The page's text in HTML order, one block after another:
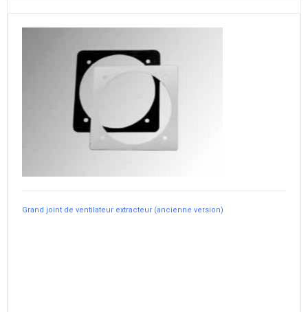
Grand joint de ventilateur extracteur (ancienne version)